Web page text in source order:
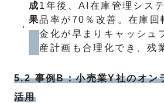
成
果
1年後、AI在庫管理シス
品率が70％改善。在庫回
金化が早まりキャッシュ
産計画も合理化でき、残
5.2 事例B：小売業Y社のオン
活用